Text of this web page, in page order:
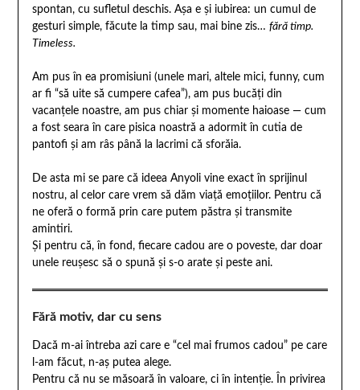
spontan, cu sufletul deschis. Așa e și iubirea: un cumul de
gesturi simple, făcute la timp sau, mai bine zis… fără timp.
Timeless.
Am pus în ea promisiuni (unele mari, altele mici, funny, cum
ar fi “să uite să cumpere cafea”), am pus bucăți din
vacanțele noastre, am pus chiar și momente haioase — cum
a fost seara în care pisica noastră a adormit în cutia de
pantofi și am râs până la lacrimi că sforăia.
De asta mi se pare că ideea Anyoli vine exact în sprijinul
nostru, al celor care vrem să dăm viață emoțiilor. Pentru că
ne oferă o formă prin care putem păstra și transmite
amintiri.
Și pentru că, în fond, fiecare cadou are o poveste, dar doar
unele reușesc să o spună și s-o arate și peste ani.
Fără motiv, dar cu sens
Dacă m-ai întreba azi care e “cel mai frumos cadou” pe care
l-am făcut, n-aș putea alege.
Pentru că nu se măsoară în valoare, ci în intenție. În privirea